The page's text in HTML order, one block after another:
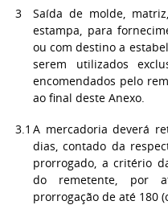
3
Saída de molde,
estampa, para
ou com destino a
serem utilizados
encomendados pelo
ao final deste Anexo.
3.1 A mercadoria deverá
dias, contado da
prorrogado, a critério
do remetente, por
prorrogação de até 180